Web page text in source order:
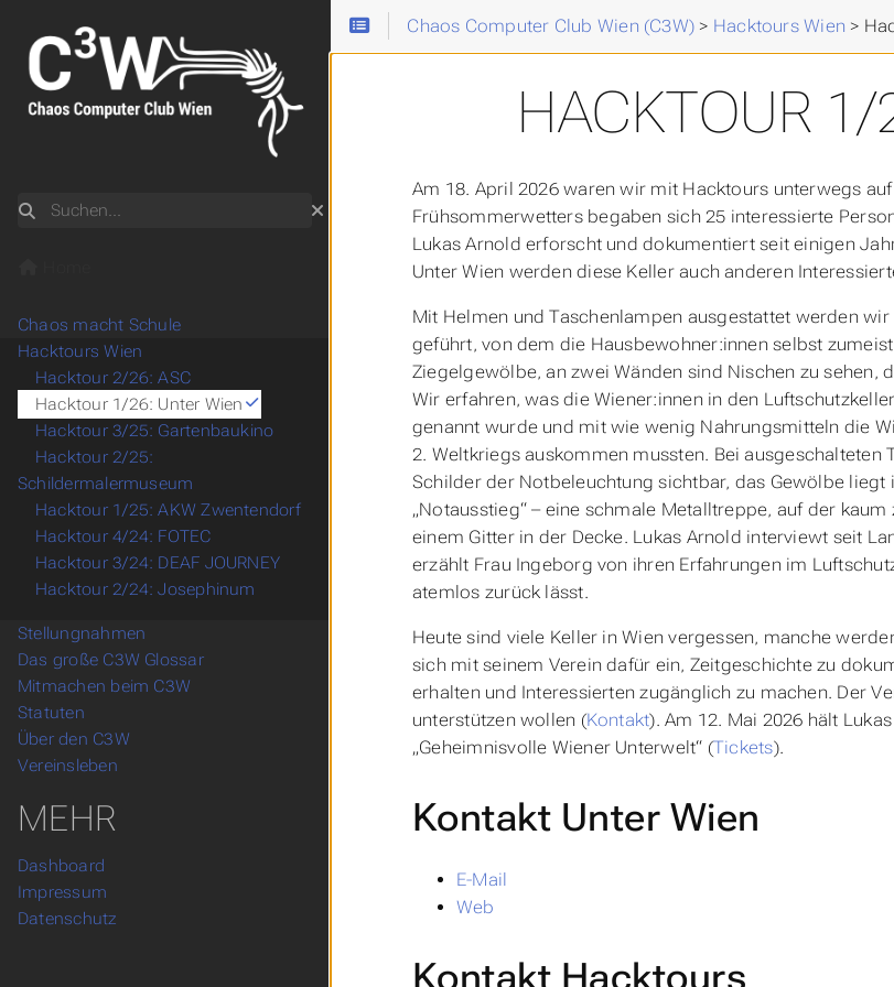
Chaos Computer Club Wien (C3W) > Hacktours Wien >
HACKTOUR 1/
Am 18. April 2026 waren wir mit Hacktours unterwegs
Frühsommerwetters begaben sich 25 interessierte
Lukas Arnold erforscht und dokumentiert seit einigen
Unter Wien werden diese Keller auch anderen
Mit Helmen und Taschenlampen ausgestattet werden
geführt, von dem die Hausbewohner:innen selbst
Ziegelgewölbe, an zwei Wänden sind Nischen zu sehen,
Wir erfahren, was die Wiener:innen in den
genannt wurde und mit wie wenig Nahrungsmitteln die
2. Weltkriegs auskommen mussten. Bei
Schilder der Notbeleuchtung sichtbar, das Gewölbe
„Notausstieg“ – eine schmale Metalltreppe, auf der
einem Gitter in der Decke. Lukas Arnold interviewt seit
erzählt Frau Ingeborg von ihren Erfahrungen im
atemlos zurück lässt.
Heute sind viele Keller in Wien vergessen, manche
sich mit seinem Verein dafür ein, Zeitgeschichte zu
erhalten und Interessierten zugänglich zu machen. Der
unterstützen wollen (Kontakt). Am 12. Mai 2026 hält
„Geheimnisvolle Wiener Unterwelt“ (Tickets).
Kontakt Unter Wien
E-Mail
Web
Kontakt Hacktours
Suchen
Chaos macht Schule
Hacktours Wien
Hacktour 2/26: ASC
Hacktour 1/26: Unter Wien
Hacktour 3/25: Gartenbaukino
Hacktour 2/25:
Schildermalermuseum
Hacktour 1/25: AKW Zwentendorf
Hacktour 4/24: FOTEC
Hacktour 3/24: DEAF JOURNEY
Hacktour 2/24: Josephinum
Stellungnahmen
Das große C3W Glossar
Mitmachen beim C3W
Statuten
Über den C3W
Vereinsleben
MEHR
Dashboard
Impressum
Datenschutz